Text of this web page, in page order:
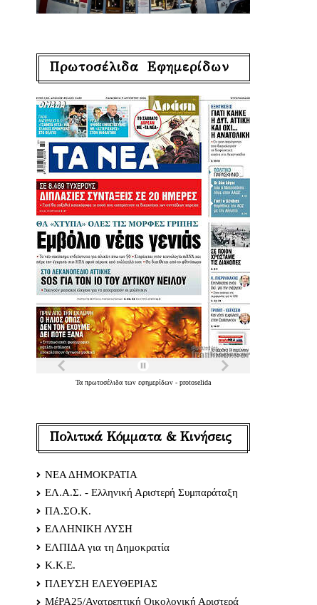
Πρωτοσέλιδα Εφημερίδων
Τα πρωτοσέλιδα των εφημερίδων - protoselida
Πολιτικά Κόμματα & Κινήσεις
ΝΕΑ ΔΗΜΟΚΡΑΤΙΑ
ΕΛ.Α.Σ. - Ελληνική Αριστερή Συμπαράταξη
ΠΑ.ΣΟ.Κ.
ΕΛΛΗΝΙΚΗ ΛΥΣΗ
ΕΛΠΙΔΑ για τη Δημοκρατία
Κ.Κ.Ε.
ΠΛΕΥΣΗ ΕΛΕΥΘΕΡΙΑΣ
ΜέΡΑ25/Ανατρεπτική Οικολογική Αριστερά